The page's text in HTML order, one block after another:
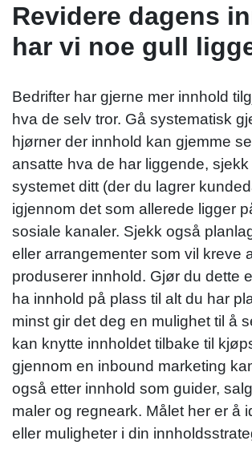
Revidere dagens
har vi noe gull
Bedrifter har gjerne mer innhold
hva de selv tror. Gå systematisk
hjørner der innhold kan gjemme
ansatte hva de har liggende, sjekk
systemet ditt (der du lagrer
igjennom det som allerede ligger
sosiale kanaler. Sjekk også
eller arrangementer som vil kreve
produserer innhold. Gjør du dette
ha innhold på plass til alt du har
minst gir det deg en mulighet til å
kan knytte innholdet tilbake til
gjennom en inbound marketing
også etter innhold som guider,
maler og regneark. Målet her er å
eller muligheter i din